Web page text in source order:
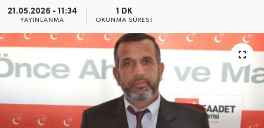
21.05.2026 - 11:34
YAYINLANMA
1 DK
OKUNMA SÜRESI